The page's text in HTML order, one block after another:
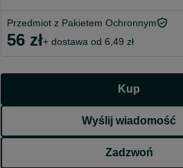
Przedmiot z Pakietem Ochronnym
56 zł+ dostawa od 6,49 zł
Kup
Wyślij wiadomość
Zadzwoń